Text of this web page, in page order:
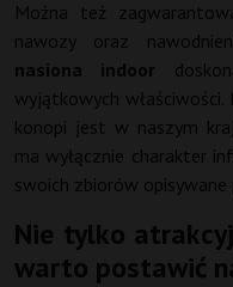
Można też
nawozy oraz
nasiona indoor
wyjątkowych
konopi jest w naszym
ma wyłącznie charakter
swoich zbiorów
Nie tylko
warto postawić